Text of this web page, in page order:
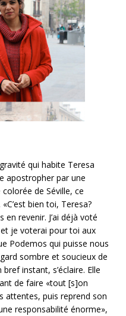
qui habite Teresa
apostropher par une
de Séville, ce
bien toi, Teresa?
en revenir. J’ai déjà voté
je voterai pour toi aux
Podemos qui puisse nous
sombre et soucieux de
instant, s’éclaire. Elle
de faire «tout [s]on
attentes, puis reprend son
responsabilité énorme»,